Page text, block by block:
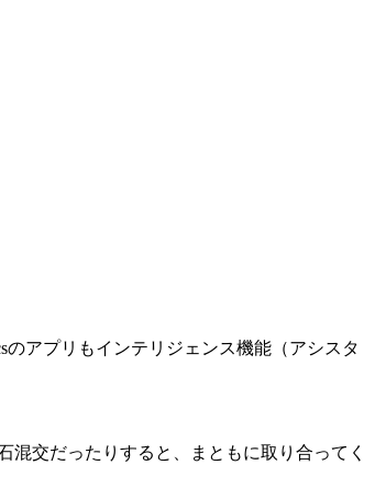
のアプリもインテリジェンス機能（アシスタ
交だったりすると、まともに取り合ってく